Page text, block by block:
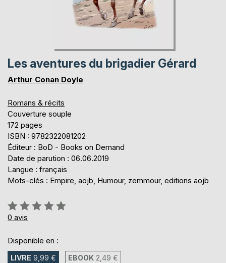
Les aventures du brigadier Gérard
Arthur Conan Doyle
Romans & récits
Couverture souple
172 pages
ISBN : 9782322081202
Éditeur : BoD - Books on Demand
Date de parution : 06.06.2019
Langue : français
Mots-clés : Empire, aojb, Humour, zemmour, editions aojb
Évaluation:
0%
0 avis
Disponible en :
LIVRE 9,99 € EBOOK 2,49 €